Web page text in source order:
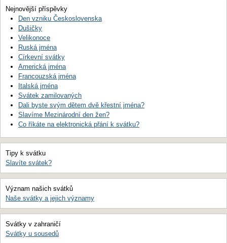
Nejnovější příspěvky
Den vzniku Československa
Dušičky
Velikonoce
Ruská jména
Církevní svátky
Americká jména
Francouzská jména
Italská jména
Svátek zamilovaných
Dali byste svým dětem dvě křestní jména?
Slavíme Mezinárodní den žen?
Co říkáte na elektronická přání k svátku?
Tipy k svátku
Slavíte svátek?
Význam našich svátků
Naše svátky a jejich významy
Svátky v zahraničí
Svátky u sousedů